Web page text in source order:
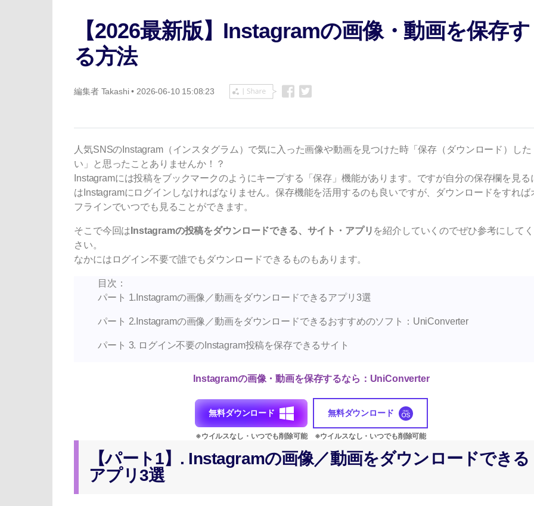
Wondershare製品一覧
【2026最新版】Instagramの画像・動画を保存す
る方法
編集者Takashi • 2026-06-10 15:08:23
人気SNSのInstagram（インスタグラム）で気に入った画像や動画を見つけた時「保存（ダウンロード）した
い」と思ったことありませんか！？
Instagramには投稿をブックマークのようにキープする「保存」機能があります。ですが自分の保存欄を見る
はInstagramにログインしなければなりません。保存機能を活用するのも良いですが、ダウンロードをすれば
フラインでいつでも見ることができます。
そこで今回は Instagramの投稿をダウンロードできる、サイト・アプリ を紹介していくのでぜひ参考にして
さい。
なかにはログイン不要で誰でもダウンロードできるものもあります。
目次：
パート 1.Instagramの画像／動画をダウンロードできるアプリ3選
パート 2.Instagramの画像／動画をダウンロードできるおすすめのソフト：UniConverter
パート 3. ログイン不要のInstagram投稿を保存できるサイト
Instagramの画像・動画を保存するなら：UniConverter
無料ダウンロード 無料ダウンロード
【パート1】. Instagramの画像／動画をダウンロードできる
アプリ3選